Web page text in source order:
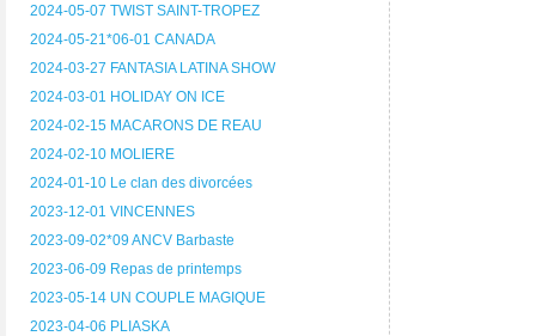
2024-05-07 TWIST SAINT-TROPEZ
2024-05-21*06-01 CANADA
2024-03-27 FANTASIA LATINA SHOW
2024-03-01 HOLIDAY ON ICE
2024-02-15 MACARONS DE REAU
2024-02-10 MOLIERE
2024-01-10 Le clan des divorcées
2023-12-01 VINCENNES
2023-09-02*09 ANCV Barbaste
2023-06-09 Repas de printemps
2023-05-14 UN COUPLE MAGIQUE
2023-04-06 PLIASKA